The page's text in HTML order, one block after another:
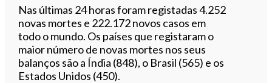
Nas últimas 24 horas foram registadas 4.252
novas mortes e 222.172 novos casos em
todo o mundo. Os países que registaram o
maior número de novas mortes nos seus
balanços são a Índia (848), o Brasil (565) e os
Estados Unidos (450).